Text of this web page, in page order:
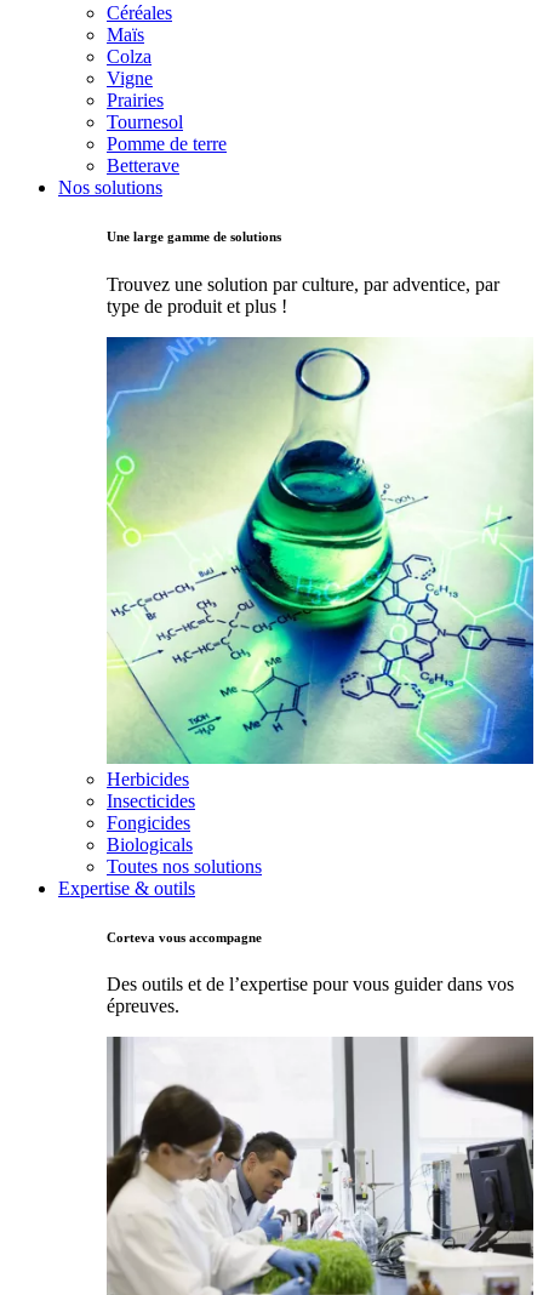
Céréales
Maïs
Colza
Vigne
Prairies
Tournesol
Pomme de terre
Betterave
Nos solutions
Une large gamme de solutions
Trouvez une solution par culture, par adventice, par
type de produit et plus !
Herbicides
Insecticides
Fongicides
Biologicals
Toutes nos solutions
Expertise & outils
Corteva vous accompagne
Des outils et de l’expertise pour vous guider dans vos
épreuves.